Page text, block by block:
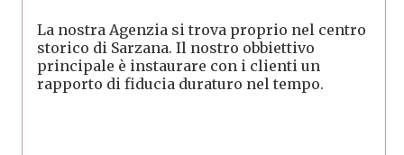
La nostra Agenzia si trova proprio nel centro
storico di Sarzana. Il nostro obbiettivo
principale è instaurare con i clienti un
rapporto di fiducia duraturo nel tempo.